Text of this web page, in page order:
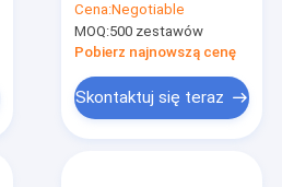
maszyna
śniadaniowa 6,3 qt
Cena:Negotiable
MOQ:500 zestawów
Pobierz najnowszą cenę
Skontaktuj się teraz